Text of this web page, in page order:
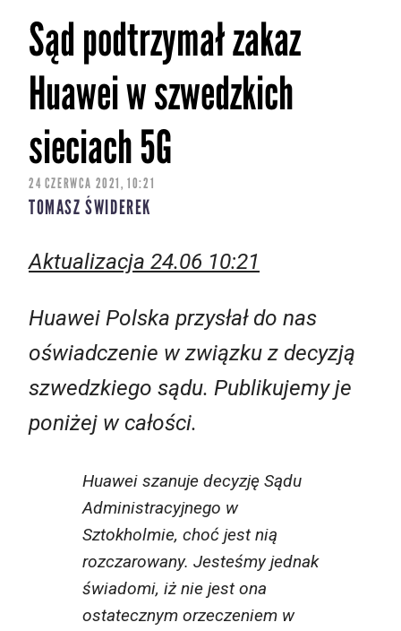
Sąd podtrzymał zakaz
Huawei w szwedzkich
sieciach 5G
24 CZERWCA 2021, 10:21
TOMASZ ŚWIDEREK
Aktualizacja 24.06 10:21
Huawei Polska przysłał do nas
oświadczenie w związku z decyzją
szwedzkiego sądu. Publikujemy je
poniżej w całości.
Huawei szanuje decyzję Sądu
Administracyjnego w
Sztokholmie, choć jest nią
rozczarowany. Jesteśmy jednak
świadomi, iż nie jest ona
ostatecznym orzeczeniem w